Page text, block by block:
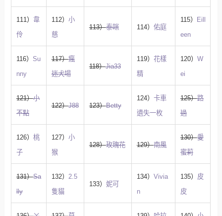
111） 韋
伶
112） 小
慈
113）泰咪 114） 佑庭
115）
Eill
een
116） Su
nny
117）瘋
迷犬場
118）Jia33
119） 花樣
精
120） W
ei
121）小
不點
122）J88 123）Betty
124） 卡車
遺失一枚
125）路
過
126） 桃
子
127） 小
猴
128）玫瑰花 129）南風
130）愛
蜜莉
131）Sa
lly
132） 2.5
隻貓
133） 妮可
134） Vivia
n
135） 皮
皮